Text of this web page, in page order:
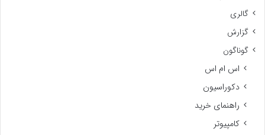
گالری
گزارش
گوناگون
اس ام اس
دکوراسیون
راهنمای خرید
کامپیوتر